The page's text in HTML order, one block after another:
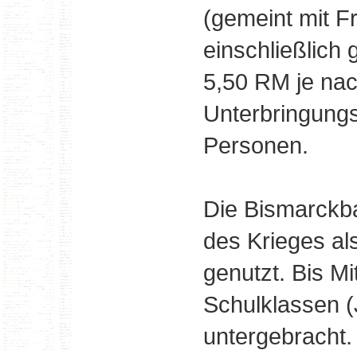
(gemeint mit
einschließlich
5,50 RM je
Personen.
Die
des Krieges
genutzt. Bis
Schulklassen
untergebracht.